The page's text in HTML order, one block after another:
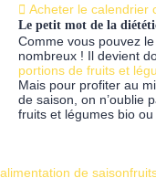
Acheter le calendrier
Le petit mot de la
Comme vous pouvez
nombreux ! Il devient
portions de fruits et
Mais pour profiter au
de saison, on n’oublie
fruits et légumes bio ou
alimentation de saison